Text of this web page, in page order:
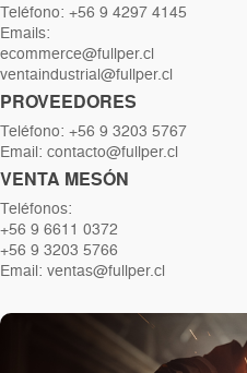
Teléfono: +56 9 4297 4145
Emails:
ecommerce@fullper.cl
ventaindustrial@fullper.cl
PROVEEDORES
Teléfono: +56 9 3203 5767
Email: contacto@fullper.cl
VENTA MESÓN
Teléfonos:
+56 9 6611 0372
+56 9 3203 5766
Email: ventas@fullper.cl